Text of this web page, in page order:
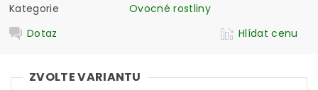
Kategorie
Ovocné rostliny
Dotaz
Hlídat cenu
ZVOLTE VARIANTU